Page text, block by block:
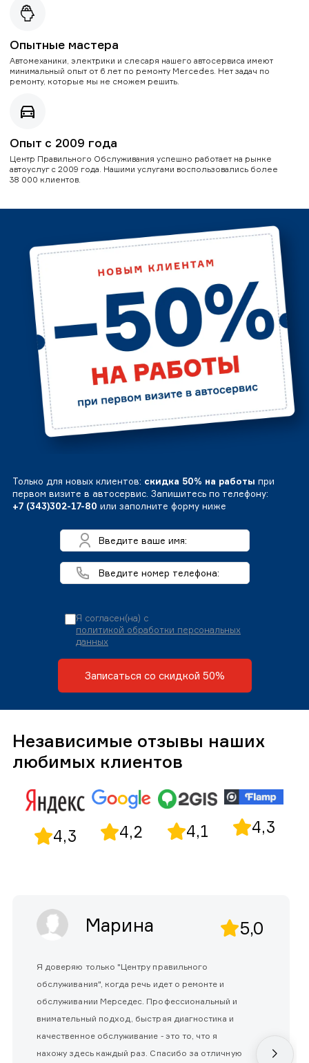
Опытные мастера
Автомеханики, электрики и слесаря нашего автосервиса имеют
минимальный опыт от 6 лет по ремонту Mercedes. Нет задач по
ремонту, которые мы не сможем решить.
Опыт с 2009 года
Центр Правильного Обслуживания успешно работает на рынке
автоуслуг с 2009 года. Нашими услугами воспользовались более
38 000 клиентов.
Только для новых клиентов: скидка 50% на работы при
первом визите в автосервис. Запишитесь по телефону:
+7 (343)302-17-80 или заполните форму ниже
Я согласен(на) с
политикой обработки персональных
данных
Записаться со скидкой 50%
Независимые отзывы наших
любимых клиентов
4,3 4,2 4,1 4,3
Марина 5,0
Я доверяю только "Центру правильного
обслуживания", когда речь идет о ремонте и
обслуживании Мерседес. Профессиональный и
внимательный подход, быстрая диагностика и
качественное обслуживание - это то, что я
нахожу здесь каждый раз. Спасибо за отличную